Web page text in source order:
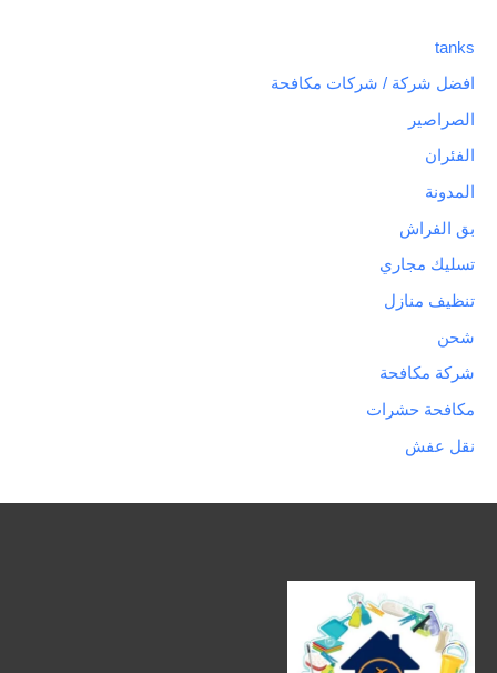
tanks
افضل شركة / شركات مكافحة
الصراصير
الفئران
المدونة
بق الفراش
تسليك مجاري
تنظيف منازل
شحن
شركة مكافحة
مكافحة حشرات
نقل عفش